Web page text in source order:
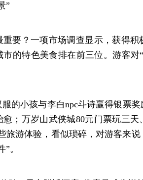
”
要？一项市场调查显示，获得
市的特色美食排在前三位。游客对
的小孩与李白npc斗诗赢得银票
；万岁山武侠城80元门票玩三
游体验，看似琐碎，对游客来说
。